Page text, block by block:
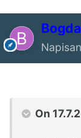
On